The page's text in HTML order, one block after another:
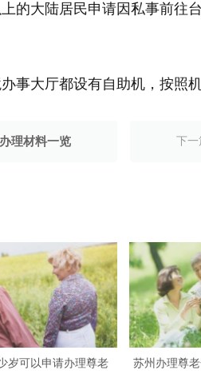
的大陆居民申请因私事前往
事大厅都设有自助机，按照
理材料一览 下一
岁可以申请办理尊老
苏州办理尊